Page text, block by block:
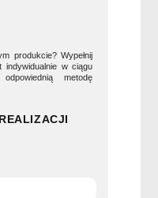
produkcie? Wypełnij
indywidualnie w ciągu
metodę